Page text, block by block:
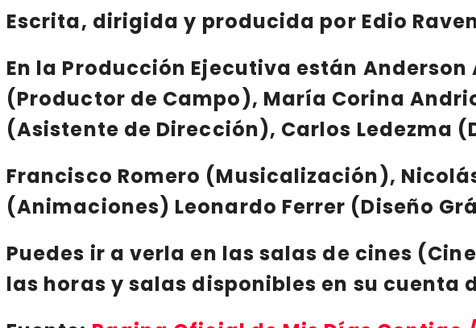
Escrita, dirigida y producida por Edio
En la Producción Ejecutiva están Anderson
(Productor de Campo), María Corina
(Asistente de Dirección), Carlos Ledezma
Francisco Romero (Musicalización),
(Animaciones) Leonardo Ferrer (Diseño
Puedes ir a verla en las salas de cines (
las horas y salas disponibles en su cuenta